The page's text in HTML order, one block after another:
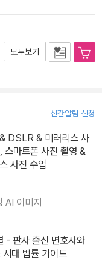
모두보기
신간알림 신청
DSLR & 미러리스 사
마트폰 사진 촬영 &
사진 수업
AI 이미지
- 판사 출신 변호사와
대 법률 가이드